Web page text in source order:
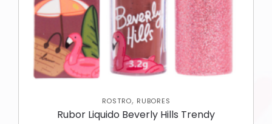
ROSTRO, RUBORES
Rubor Liquido Beverly Hills Trendy